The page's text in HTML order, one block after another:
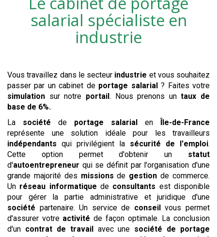
salarial spécialiste en
industrie
Vous travaillez dans le secteur industrie et vous souhaitez
passer par un cabinet de portage salarial? Faites votre
simulation sur notre portail. Nous prenons untaux de
base de 6%.
La société de portage salarial en Île-de-France
représente une solution idéale pour les travailleurs
indépendants qui privilégient la sécurité de l'emploi.
Cette option permet d'obtenir un statut
d'autoentrepreneur qui se définit par l'organisation d'une
grande majorité des missions de gestion de commerce.
Un réseau informatique de consultants est disponible
pour gérer la partie administrative et juridique d'une
société partenaire. Un service de conseilvous permet
d'assurer votre activité de façon optimale. La conclusion
d'un contrat de travailavec une société de portage